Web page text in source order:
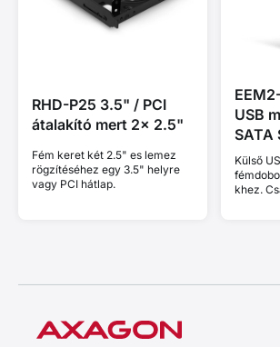
RHD-P25 3.5" / PCI
átalakító mert 2x 2.5"
Fém keret két 2.5" es lemez
rögzítéséhez egy 3.5" helyre
vagy PCI hátlap.
USB
SATA
Külső
khez.